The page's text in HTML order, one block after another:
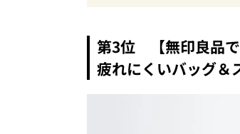
第3位 【無印良品で
疲れにくいバッグ